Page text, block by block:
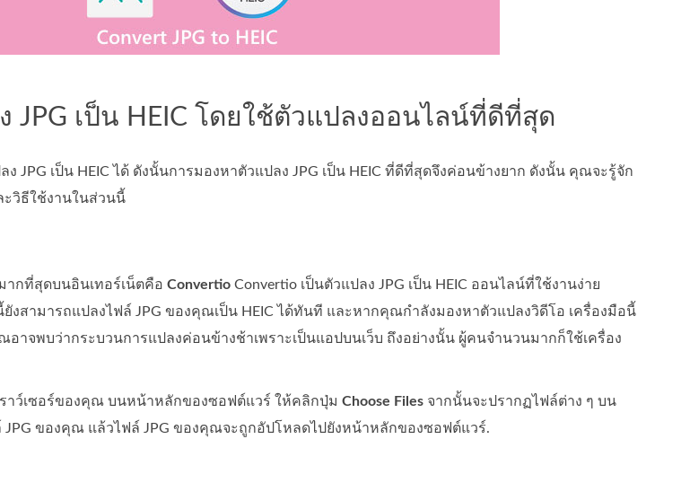
JPG เป็น HEIC โดยใช้ตัวแปลงออนไลน์ที่ดีที่สุด
JPG เป็น HEIC ได้ ดังนั้นการมองหาตัวแปลง JPG เป็น HEIC ที่ดีที่สุดจึงค่อนข้างยาก ดังนั้น คุณจะรู้จัก
ะวิธีใช้งานในส่วนนี้
ากที่สุดบนอินเทอร์เน็ตคือ Convertio Convertio เป็นตัวแปลง JPG เป็น HEIC ออนไลน์ที่ใช้งานง่าย
งสามารถแปลงไฟล์ JPG ของคุณเป็น HEIC ได้ทันที และหากคุณกำลังมองหาตัวแปลงวิดีโอ เครื่องมือนี้
าจพบว่ากระบวนการแปลงค่อนข้างช้าเพราะเป็นแอปบนเว็บ ถึงอย่างนั้น ผู้คนจำนวนมากก็ใช้เครื่อง
าว์เซอร์ของคุณ บนหน้าหลักของซอฟต์แวร์ ให้คลิกปุ่ม Choose Files จากนั้นจะปรากฏไฟล์ต่าง ๆ บน
ของคุณ แล้วไฟล์ JPG ของคุณจะถูกอัปโหลดไปยังหน้าหลักของซอฟต์แวร์.